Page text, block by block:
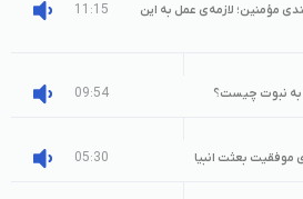
مؤمنین؛ لازمه‌ی عمل به این
11:15
نبوت چیست؟ 09:54
بعثت انبیا 05:30